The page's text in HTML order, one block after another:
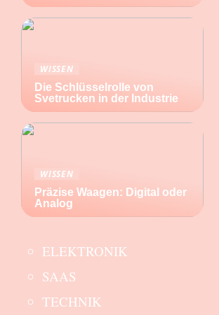
WISSEN
Die Schlüsselrolle von
Svetrucken in der Industrie
WISSEN
Präzise Waagen: Digital oder
Analog
ELEKTRONIK
SAAS
TECHNIK